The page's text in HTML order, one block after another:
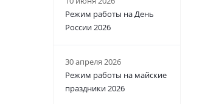
Режим работы на День
России 2026
30 апреля 2026
Режим работы на майские
праздники 2026